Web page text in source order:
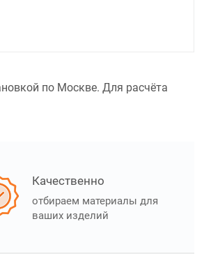
по Москве. Для расчёта
Качественно
отбираем материалы для
ваших изделий